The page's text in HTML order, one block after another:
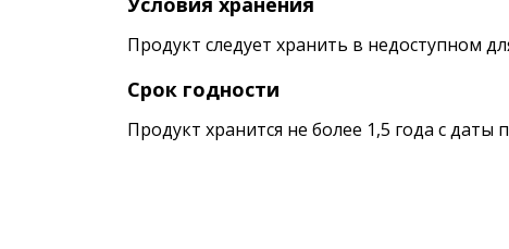
Продукт следует хранить в недоступном
Срок годности
Продукт хранится не более 1,5 года с даты